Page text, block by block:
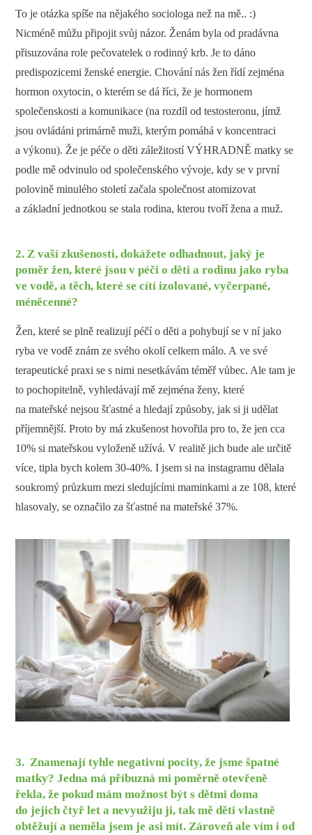
To je otázka spíše na nějakého sociologa než na mě.. :)
Nicméně můžu připojit svůj názor. Ženám byla od pradávna
přisuzována role pečovatelek o rodinný krb. Je to dáno
predispozicemi ženské energie. Chování nás žen řídí zejména
hormon oxytocin, o kterém se dá říci, že je hormonem
společenskosti a komunikace (na rozdíl od testosteronu, jímž
jsou ovládáni primárně muži, kterým pomáhá v koncentraci
a výkonu). Že je péče o děti záležitostí VÝHRADNĚ matky se
podle mě odvinulo od společenského vývoje, kdy se v první
polovině minulého století začala společnost atomizovat
a základní jednotkou se stala rodina, kterou tvoří žena a muž.
2. Z vaší zkušenosti, dokážete odhadnout, jaký je
poměr žen, které jsou v péči o děti a rodinu jako ryba
ve vodě, a těch, které se cítí izolované, vyčerpané,
méněcenné?
Žen, které se plně realizují péčí o děti a pohybují se v ní jako
ryba ve vodě znám ze svého okolí celkem málo. A ve své
terapeutické praxi se s nimi nesetkávám téměř vůbec. Ale tam je
to pochopitelně, vyhledávají mě zejména ženy, které
na mateřské nejsou šťastné a hledají způsoby, jak si ji udělat
příjemnější. Proto by má zkušenost hovořila pro to, že jen cca
10% si mateřskou vyloženě užívá. V realitě jich bude ale určitě
více, tipla bych kolem 30-40%. I jsem si na instagramu dělala
soukromý průzkum mezi sledujícími maminkami a ze 108, které
hlasovaly, se označilo za šťastné na mateřské 37%.
3. Znamenají tyhle negativní pocity, že jsme špatné
matky? Jedna má příbuzná mi poměrně otevřeně
řekla, že pokud mám možnost být s dětmi doma
do jejich čtyř let a nevyužiju ji, tak mě děti vlastně
obtěžují a neměla jsem je asi mít. Zároveň ale vím i od